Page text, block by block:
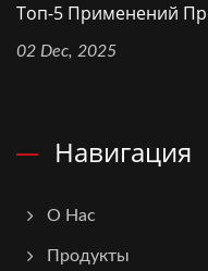
Топ-5 Применений
02 Dec, 2025
Навигация
О Нас
Продукты